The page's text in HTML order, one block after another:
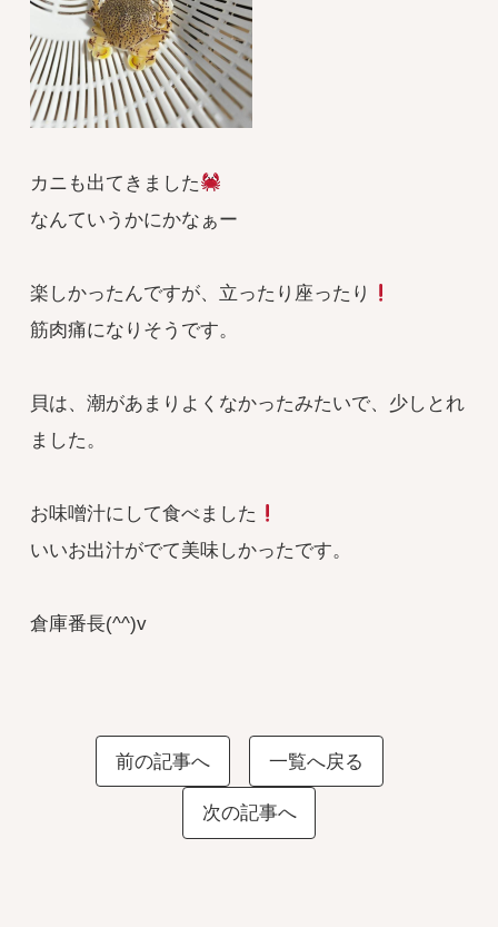
カニも出てきました
なんていうかにかなぁー
楽しかったんですが、立ったり座ったり
筋肉痛になりそうです。
貝は、潮があまりよくなかったみたいで、少しとれ
ました。
お味噌汁にして食べました
いいお出汁がでて美味しかったです。
倉庫番長(^^)v
前の記事へ 一覧へ戻る
次の記事へ